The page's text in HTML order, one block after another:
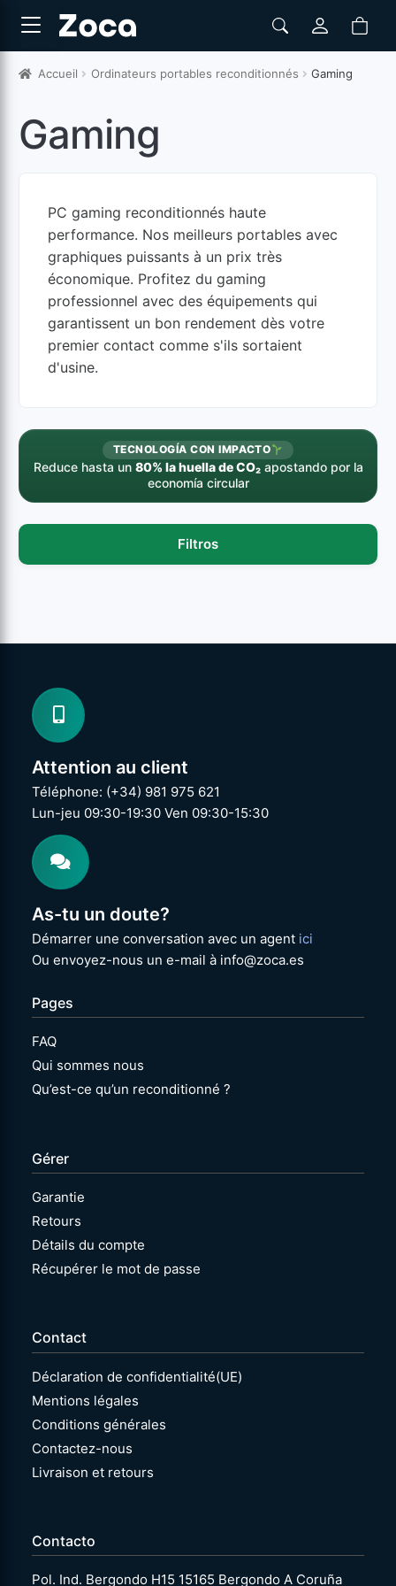
Accueil Ordinateurs portables reconditionnés Gaming
Gaming
PC gaming reconditionnés haute
performance. Nos meilleurs portables avec
graphiques puissants à un prix très
économique. Profitez du gaming
professionnel avec des équipements qui
garantissent un bon rendement dès votre
premier contact comme s'ils sortaient
d'usine.
TECNOLOGÍA CON IMPACTO
Reduce hasta un 80% la huella de CO₂apostando por la
economía circular
Filtros
Attention au client
Téléphone: (+34) 981 975 621
Lun-jeu 09:30-19:30 Ven 09:30-15:30
As-tu un doute?
Démarrer une conversation avec un agent ici
Ou envoyez-nous un e-mail à info@zoca.es
Pages
FAQ
Qui sommes nous
Qu’est-ce qu’un reconditionné ?
Gérer
Garantie
Retours
Détails du compte
Récupérer le mot de passe
Contact
Déclaration de confidentialité(UE)
Mentions légales
Conditions générales
Contactez-nous
Livraison et retours
Contacto
Pol. Ind. Bergondo H15 15165 Bergondo A Coruña